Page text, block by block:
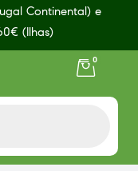
Continental) e
(Ilhas)
0